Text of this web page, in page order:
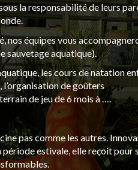
la responsabilité de leurs
nos équipes vous
sauvetage aquatique).
les cours de natation
de goûters
de jeu de 6 mois à ….
pas comme les autres.
estivale, elle reçoit pour